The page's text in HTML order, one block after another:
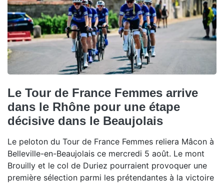
Le Tour de France Femmes arrive
dans le Rhône pour une étape
décisive dans le Beaujolais
Le peloton du Tour de France Femmes reliera Mâcon à
Belleville-en-Beaujolais ce mercredi 5 août. Le mont
Brouilly et le col de Duriez pourraient provoquer une
première sélection parmi les prétendantes à la victoire